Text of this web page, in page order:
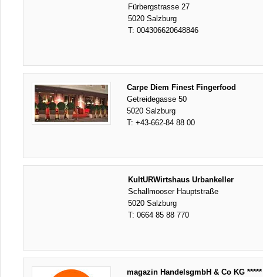
Fürbergstrasse 27
5020 Salzburg
T: 004306620648846
Carpe Diem Finest Fingerfood
Getreidegasse 50
5020 Salzburg
T: +43-662-84 88 00
KultURWirtshaus Urbankeller
Schallmooser Hauptstraße
5020 Salzburg
T: 0664 85 88 770
magazin HandelsgmbH & Co KG *****